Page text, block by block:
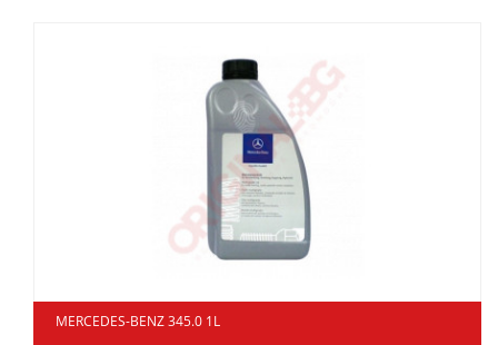
MERCEDES-BENZ 345.0 1L